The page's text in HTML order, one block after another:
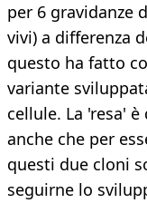
per 6 gravidanze
vivi) a differenza
questo ha fatto
variante
cellule. La 'resa'
anche che per
questi due cloni
seguirne lo